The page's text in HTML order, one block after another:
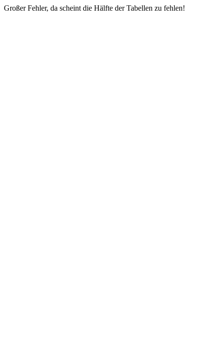
Großer Fehler, da scheint die Hälfte der Tabellen zu fehlen!